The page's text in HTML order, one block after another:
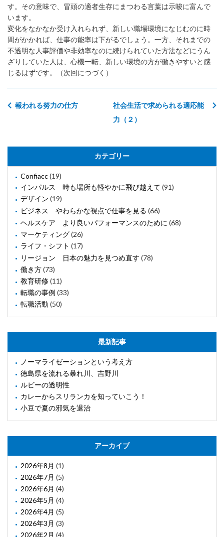
す。その意味で、冒頭の適者生存にまつわる言葉は示唆に富んで
います。
変化をなかなか受け入れられず、新しい職場環境になじむのに時
間がかかれば、仕事の能率は下がるでしょう。一方、それまでの
不透明な人事評価や非効率なのに続けられていた方法などにうん
ざりしていた人は、心機一転、新しい環境の方が働きやすいと感
じるはずです。（次回につづく）
社会生活で求められる適応能
力（２）
報われる努力の仕方
カテゴリー
Confiacc(19)
インパルス 時も場所も軽やかに飛び越えて (91)
デザイン (19)
ビジネス やわらかな視点で仕事を見る (66)
ヘルスケア より良いパフォーマンスのために (68)
マーケティング(26)
ライフ・シフト (17)
リージョン 日本の魅力を見つめ直す (78)
働き方(73)
教育研修(11)
転職の事例 (33)
転職活動 (50)
最新記事
ノーマライゼーションという考え方
徳島県を流れる暴れ川、吉野川
ルビーの透明性
カレーからスリランカを知っていこう！
小豆で夏の邪気を退治
アーカイブ
2026年8月 (1)
2026年7月 (5)
2026年6月 (4)
2026年5月 (4)
2026年4月 (5)
2026年3月 (3)
2026年2月 (4)